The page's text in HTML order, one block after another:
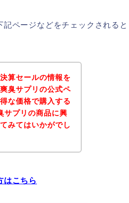
ページなどをチェックされると
算セールの情報を
臭サプリの公式ペ
な価格で購入する
サプリの商品に興
みてはいかがでし
はこちら